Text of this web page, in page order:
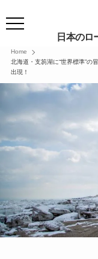
日本のロ
Home
北海道・支笏湖に“世界標準”の
出現！